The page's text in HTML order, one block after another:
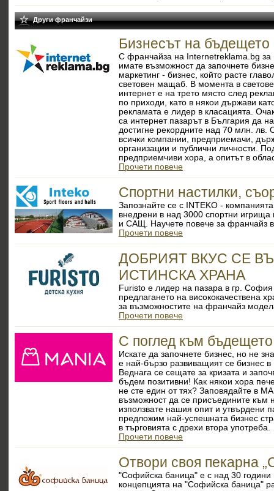
Други франчайзи
Бизнесът на бъдещето
С франчайза на Internetreklama.bg за
имате възможност да започнете
маркетинг - бизнес, който расте
световен мащаб. В момента в
интернет е на трето място след
по приходи, като в някои държави
рекламата е лидер в класацията.
са интернет пазарът в България да
достигне рекордните над 70 млн. лв.
всички компании, предприемачи,
организации и публични личности.
предприемчиви хора, а опитът в
Прочети повече
Спортни настилки,
Запознайте се с INTEKO -
внедрени в над 3000 спортни
и САЩ. Научете повече за франчайз
Прочети повече
ДОБРИЯТ ВКУС СЕ
ИСТИНСКА ХРАНА
Furisto e лидер на пазара в гр. София
предлагането на висококачествена
за възможностите на франчайз
Прочети повече
С поглед към бъдещето
Искате да започнете бизнес, но не
е най-бързо развиващият се бизнес
Веднага се сещате за кризата и
бъдем позитивни! Как някои хора
не сте един от тях? Заповядайте в
възможност да се присъедините към
използвате нашия опит и утвърдени
предложим най-успешната бизнес
в търговията с дрехи втора употреба.
Прочети повече
Отвори своя пекарна
"Софийска баница" е с над 30 години
концепцията на "Софийска баница"